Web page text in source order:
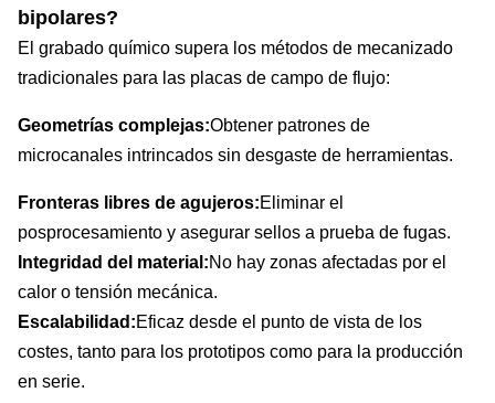
bipolares?
El grabado químico supera los métodos de mecanizado
tradicionales para las placas de campo de flujo:
Geometrías complejas:Obtener patrones de
microcanales intrincados sin desgaste de herramientas.
Fronteras libres de agujeros:Eliminar el
posprocesamiento y asegurar sellos a prueba de fugas.
Integridad del material:No hay zonas afectadas por el
calor o tensión mecánica.
Escalabilidad:Eficaz desde el punto de vista de los
costes, tanto para los prototipos como para la producción
en serie.